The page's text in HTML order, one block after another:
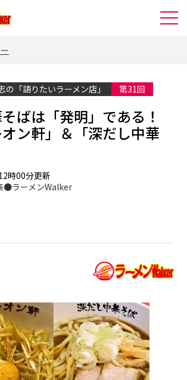
の「語りたいラーメン店」 第31回
ばは「発明」である！
オン軒」＆「深だし中華
時00分更新
●ラーメンWalker